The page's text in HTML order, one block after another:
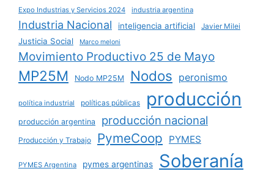
Expo Industrias y Servicios 2024 industria argentina
Industria Nacional inteligencia artificial Javier Milei
Justicia Social Marco meloni
Movimiento Productivo 25 de Mayo
MP25M Nodo MP25M Nodos peronismo
política industrial políticas públicas producción
producción argentina producción nacional
Producción y Trabajo PymeCoop PYMES
PYMES Argentina pymes argentinas Soberanía